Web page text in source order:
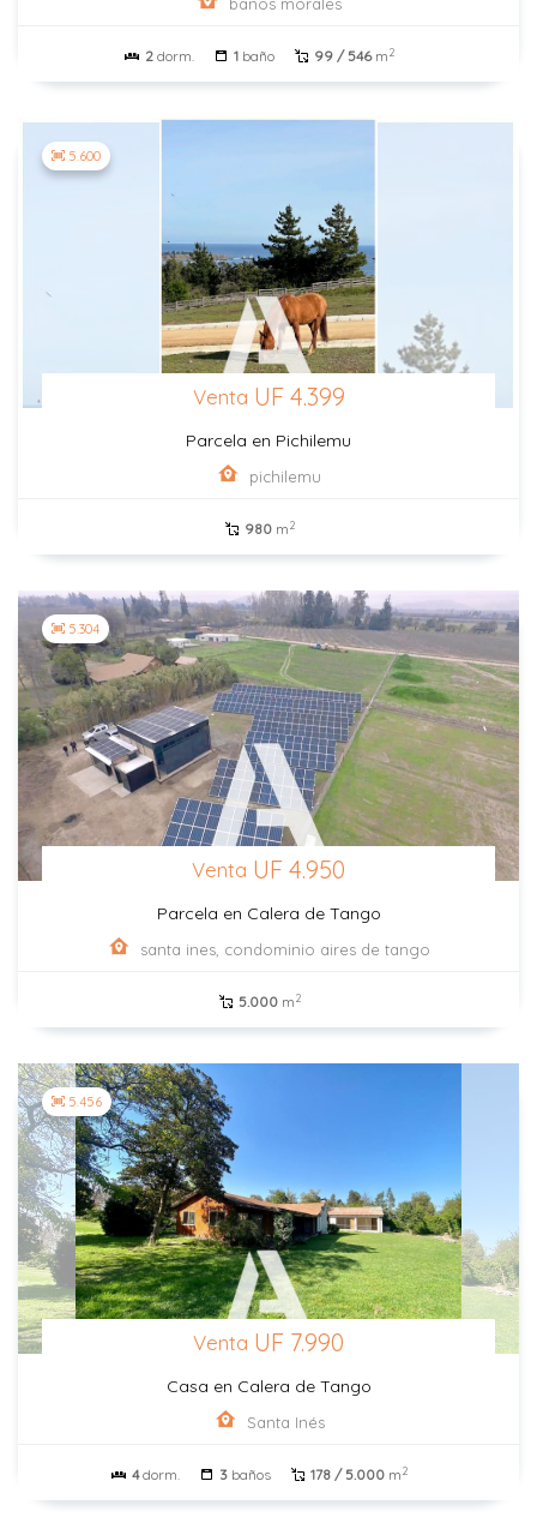
2dorm. 1baño 99 / 546m2
5.600
Venta UF 4.399
Parcela en Pichilemu
pichilemu
980m2
5.304
Venta UF 4.950
Parcela en Calera de Tango
santa ines, condominio aires de tango
5.000m2
5.456
Venta UF 7.990
Casa en Calera de Tango
Santa Inés
4dorm. 3baños 178 / 5.000m2